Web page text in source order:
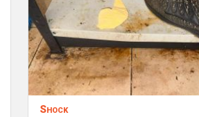
Shock